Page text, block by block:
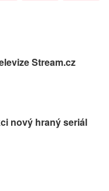
Stream.cz
nový hraný seriál